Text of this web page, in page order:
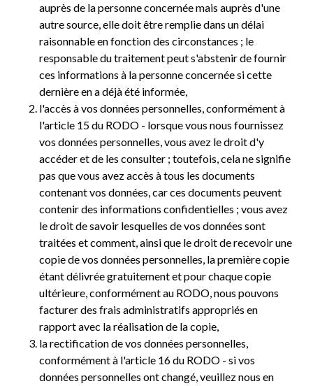
auprès de la personne concernée mais auprès d'une
autre source, elle doit être remplie dans un délai
raisonnable en fonction des circonstances ; le
responsable du traitement peut s'abstenir de fournir
ces informations à la personne concernée si cette
dernière en a déjà été informée,
l'accès à vos données personnelles, conformément à
l'article 15 du RODO - lorsque vous nous fournissez
vos données personnelles, vous avez le droit d'y
accéder et de les consulter ; toutefois, cela ne signifie
pas que vous avez accès à tous les documents
contenant vos données, car ces documents peuvent
contenir des informations confidentielles ; vous avez
le droit de savoir lesquelles de vos données sont
traitées et comment, ainsi que le droit de recevoir une
copie de vos données personnelles, la première copie
étant délivrée gratuitement et pour chaque copie
ultérieure, conformément au RODO, nous pouvons
facturer des frais administratifs appropriés en
rapport avec la réalisation de la copie,
la rectification de vos données personnelles,
conformément à l'article 16 du RODO - si vos
données personnelles ont changé, veuillez nous en